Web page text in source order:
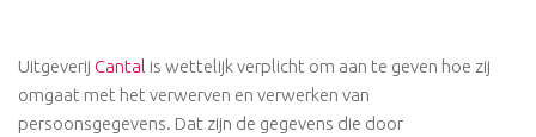
Uitgeverij Cantal is wettelijk verplicht om aan te geven hoe zij
omgaat met het verwerven en verwerken van
persoonsgegevens. Dat zijn de gegevens die door